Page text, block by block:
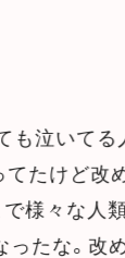
泣いてる
てたけど改
様々な人
ったな。改